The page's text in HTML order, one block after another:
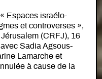
Espaces israélo-
et controverses »,
(CRFJ), 16
Sadia Agsous-
Lamarche et
à cause de la